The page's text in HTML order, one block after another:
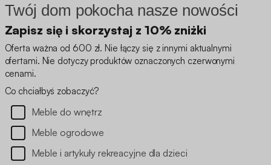
Twój dom pokocha nasze nowości
Zapisz się i skorzystaj z 10% zniżki
Oferta ważna od 600 zł. Nie łączy się z innymi aktualnymi
ofertami. Nie dotyczy produktów oznaczonych czerwonymi
cenami.
Co chciałbyś zobaczyć?
Meble do wnętrz
Meble ogrodowe
Meble i artykuły rekreacyjne dla dzieci